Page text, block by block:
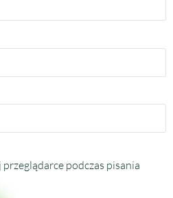
podczas pisania